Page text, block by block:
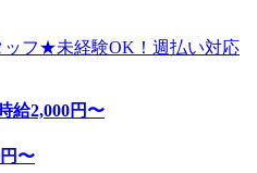
ッフ★未経験OK！週払い対応
給2,000円〜
円〜